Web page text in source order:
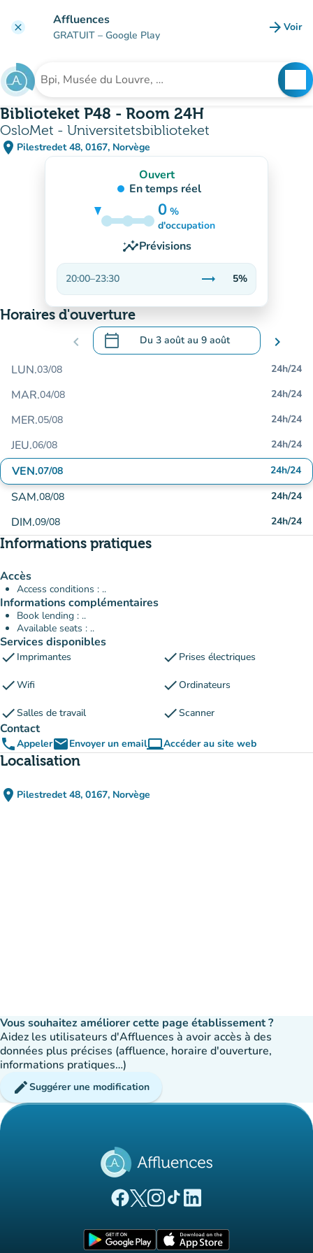
clear Affluences
GRATUIT – Google Play arrow_forward Voir
Rechercher un établissement
Biblioteket P48 - Room 24H
OsloMet - Universitetsbiblioteket
place Pilestredet 48, 0167, Norvège
(ouvrir dans Google Maps)
(nouvel onglet)
Ouvert
En temps réel
0 %
5%
d'occupation
insightsPrévisions
20:00–23:30 trending_flat
Stable
5%
Horaires d'ouverture
chevron_left calendar_today Du 3 aoûtau 9 août
.Ouvrir le calendrier pour changer de
chevron_right
LUN.03/08 24h/24
MAR.04/08 24h/24
MER.05/08 24h/24
JEU.06/08 24h/24
VEN.07/08 24h/24
SAM.08/08 24h/24
DIM.09/08 24h/24
Informations pratiques
Accès
Access conditions : ..
Informations complémentaires
Book lending : ..
Available seats : ..
Services disponibles
check Imprimantes check Prises électriques
checkWifi checkOrdinateurs
checkSalles de travail checkScanner
Contact
phoneAppeleremailEnvoyer un emailcomputerAccéder au site web
(nouvel onglet)
Localisation
place Pilestredet 48, 0167, Norvège
(ouvrir dans Google Maps)
(nouvel onglet)
Vous souhaitez améliorer cette page établissement ?
Aidez les utilisateurs d'Affluences à avoir accès à des
données plus précises (affluence, horaire d'ouverture,
informations pratiques…)
editSuggérer une modification
(nouvel onglet)
(nouvel onglet)
(nouvel onglet)
(nouvel onglet)
(nouvel onglet)